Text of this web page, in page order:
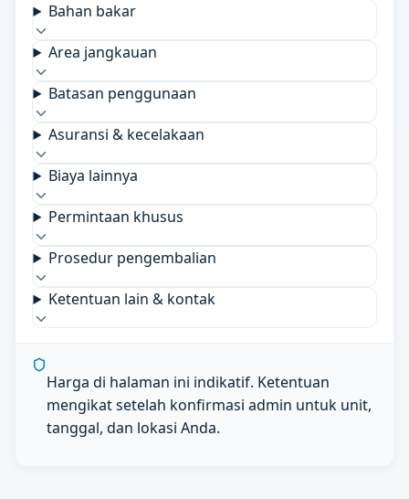
Bahan bakar
Area jangkauan
Batasan penggunaan
Asuransi & kecelakaan
Biaya lainnya
Permintaan khusus
Prosedur pengembalian
Ketentuan lain & kontak
Harga di halaman ini indikatif. Ketentuan
mengikat setelah konfirmasi admin untuk unit,
tanggal, dan lokasi Anda.